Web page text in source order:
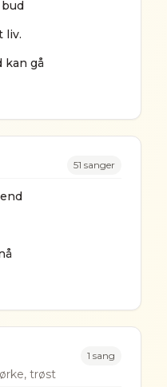
liv.
kan gå
51 sanger
1 sang
trøst